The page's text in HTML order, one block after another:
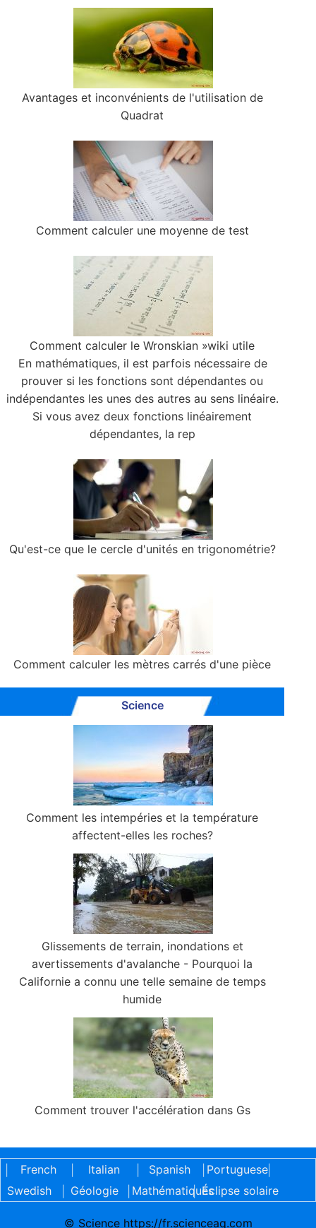
Avantages et inconvénients de l'utilisation de
Quadrat
Comment calculer une moyenne de test
Comment calculer le Wronskian »wiki utile
En mathématiques, il est parfois nécessaire de
prouver si les fonctions sont dépendantes ou
indépendantes les unes des autres au sens linéaire.
Si vous avez deux fonctions linéairement
dépendantes, la rep
Qu'est-ce que le cercle d'unités en trigonométrie?
Comment calculer les mètres carrés d'une pièce
Science
Comment les intempéries et la température
affectent-elles les roches?
Glissements de terrain, inondations et
avertissements d'avalanche - Pourquoi la
Californie a connu une telle semaine de temps
humide
Comment trouver l'accélération dans Gs
French Italian Spanish Portuguese|
Swedish
Géologie Mathématiques
| Éclipse solaire
© Science https://fr.scienceaq.com